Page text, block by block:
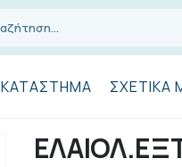
ΚΑΤΆΣΤΗΜΑ ΣΧΕΤΙΚΆ